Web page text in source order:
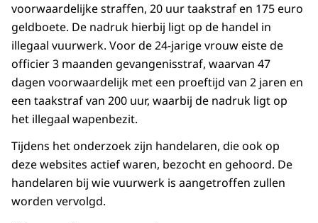
voorwaardelijke straffen, 20 uur taakstraf en 175 euro
geldboete. De nadruk hierbij ligt op de handel in
illegaal vuurwerk. Voor de 24-jarige vrouw eiste de
officier 3 maanden gevangenisstraf, waarvan 47
dagen voorwaardelijk met een proeftijd van 2 jaren en
een taakstraf van 200 uur, waarbij de nadruk ligt op
het illegaal wapenbezit.
Tijdens het onderzoek zijn handelaren, die ook op
deze websites actief waren, bezocht en gehoord. De
handelaren bij wie vuurwerk is aangetroffen zullen
worden vervolgd.